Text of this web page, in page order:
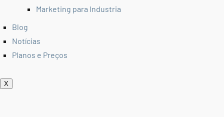
Marketing para Industria
Blog
Notícias
Planos e Preços
X